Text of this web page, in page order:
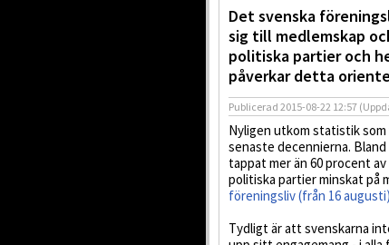
Det svenska
sig till medlemskap
politiska partier och
påverkar detta
Publicerad 2015-08-22 12:57
Nyligen utkom statistik
senaste decennierna.
tappat mer än 60 procent
politiska partier minskat på
föreningsliv (från 16
Tydligt är att svenskarna